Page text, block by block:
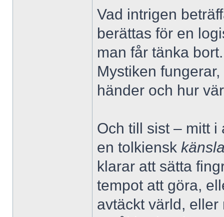
Vad intrigen
berättas för en
man får tänka
Mystiken
händer och hur
Och till sist – mitt
en tolkiensk
klarar att sätta
tempot att göra,
avtäckt värld,